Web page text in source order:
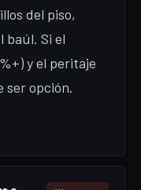
del piso,
baúl. Si el
y el peritaje
ser opción.